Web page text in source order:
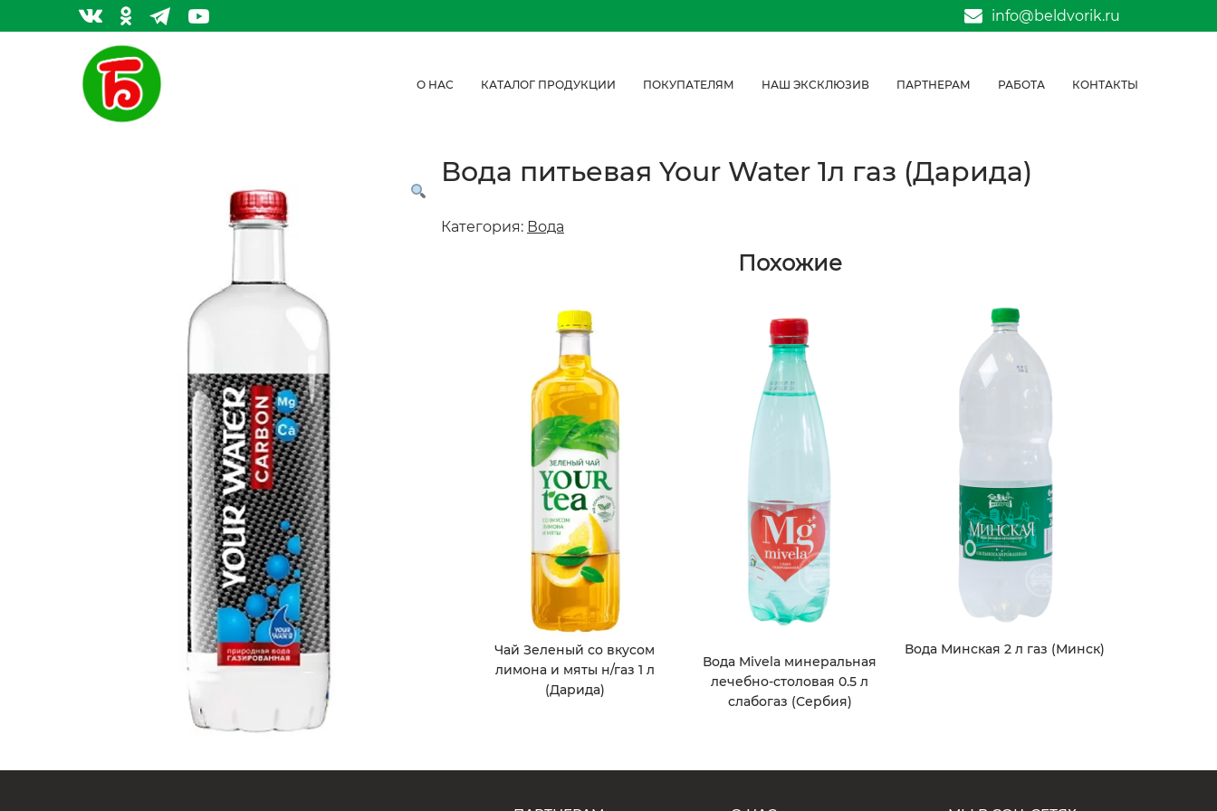
info@beldvorik.ru
О НАС КАТАЛОГ ПРОДУКЦИИ ПОКУПАТЕЛЯМ НАШ ЭКСКЛЮЗИВ ПАРТНЕРАМ РАБОТА КОНТАКТЫ
Вода питьевая Your Water 1л газ (Дарида)
Категория: Вода
Похожие
Чай Зеленый со вкусом
лимона и мяты н/газ 1 л
(Дарида)
Вода Mivela минеральная
лечебно-столовая 0.5 л
слабогаз (Сербия)
Вода Минская 2 л газ (Минск)